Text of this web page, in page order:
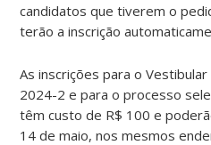
candidatos que tiverem o
terão a inscrição
As inscrições para o Vestibular
2024-2 e para o processo
têm custo de R$ 100 e
14 de maio, nos mesmos